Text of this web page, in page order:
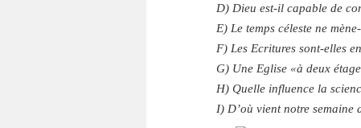
D) Dieu est-il capable de
E) Le temps céleste ne
F) Les Ecritures sont-elles
G) Une Eglise «à deux
H) Quelle influence la
I) D’où vient notre semaine